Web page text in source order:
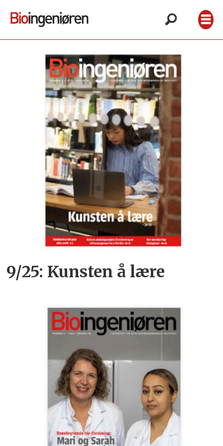
Arkiv
2025
9/25: Kunsten å lære